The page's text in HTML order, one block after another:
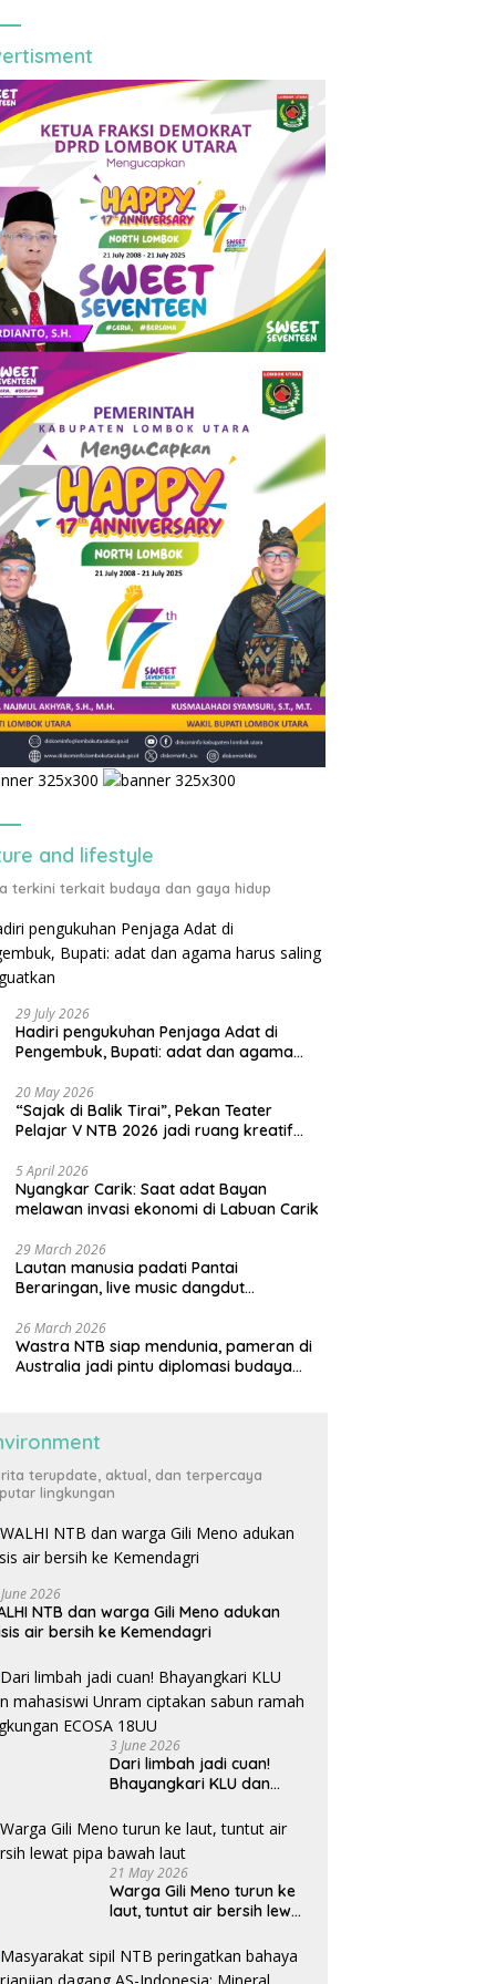
and lifestyle
terkini terkait budaya dan gaya hidup
29 July 2026
Hadiri pengukuhan Penjaga Adat di
Pengembuk, Bupati: adat dan agama
20 May 2026
“Sajak di Balik Tirai”, Pekan Teater
Pelajar V NTB 2026 jadi ruang kreatif
5 April 2026
Nyangkar Carik: Saat adat Bayan
melawan invasi ekonomi di Labuan Carik
29 March 2026
Lautan manusia padati Pantai
Beraringan, live music dangdut
KLU
26 March 2026
Wastra NTB siap mendunia, pameran di
Australia jadi pintu diplomasi budaya
terupdate, aktual, dan terpercaya
lingkungan
2026
NTB dan warga Gili Meno adukan
air bersih ke Kemendagri
3 June 2026
Dari limbah jadi cuan!
Bhayangkari KLU dan
sabun ramah lingkungan
ECOSA 18UU
21 May 2026
Warga Gili Meno turun ke
laut, tuntut air bersih lewat